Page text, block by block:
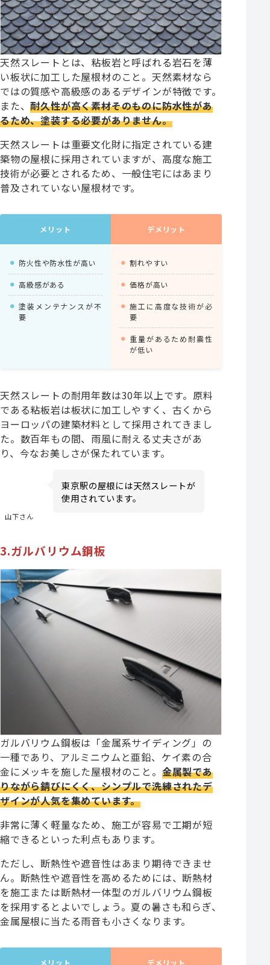
天然スレートとは、粘板岩と呼ばれる岩石を薄
い板状に加工した屋根材のこと。天然素材なら
ではの質感や高級感のあるデザインが特徴です。
また、耐久性が高く素材そのものに防水性があ
るため、塗装する必要がありません。
天然スレートは重要文化財に指定されている建
築物の屋根に採用されていますが、高度な施工
技術が必要とされるため、一般住宅にはあまり
普及されていない屋根材です。
メリット デメリット
防火性や防水性が高い
高級感がある
塗装メンテナンスが不
要
割れやすい
価格が高い
施工に高度な技術が必
要
重量があるため耐震性
が低い
天然スレートの耐用年数は30年以上です。原料
である粘板岩は板状に加工しやすく、古くから
ヨーロッパの建築材料として採用されてきまし
た。数百年もの間、雨風に耐える丈夫さがあ
り、今なお美しさが保たれています。
山下さん
東京駅の屋根には天然スレートが
使用されています。
3.ガルバリウム鋼板
ガルバリウム鋼板は「金属系サイディング」の
一種であり、アルミニウムと亜鉛、ケイ素の合
金にメッキを施した屋根材のこと。 金属製であ
りながら錆びにくく、シンプルで洗練されたデ
ザインが人気を集めています。
非常に薄く軽量なため、施工が容易で工期が短
縮できるといった利点もあります。
ただし、断熱性や遮音性はあまり期待できませ
ん。断熱性や遮音性を高めるためには、断熱材
を施工または断熱材一体型のガルバリウム鋼板
を採用するとよいでしょう。夏の暑さも和らぎ、
金属屋根に当たる雨音も小さくなります。
メリット デメリット